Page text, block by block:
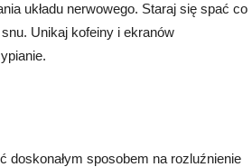
układu nerwowego. Staraj się spać co
Unikaj kofeiny i ekranów
doskonałym sposobem na rozluźnienie